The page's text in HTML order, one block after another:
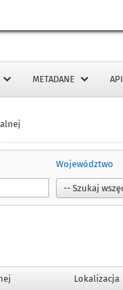
METADANE API
Województwo
Lokalizacja